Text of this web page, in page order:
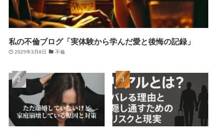
私の不倫ブログ「実体験から学んだ愛と後悔の記録」
2025年3月8日 不倫